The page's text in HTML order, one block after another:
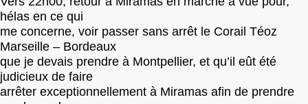
hélas en ce qui
me concerne, voir passer sans arrêt le Corail Téoz
Marseille – Bordeaux
que je devais prendre à Montpellier, et qu’il eût été
judicieux de faire
arrêter exceptionnellement à Miramas afin de prendre